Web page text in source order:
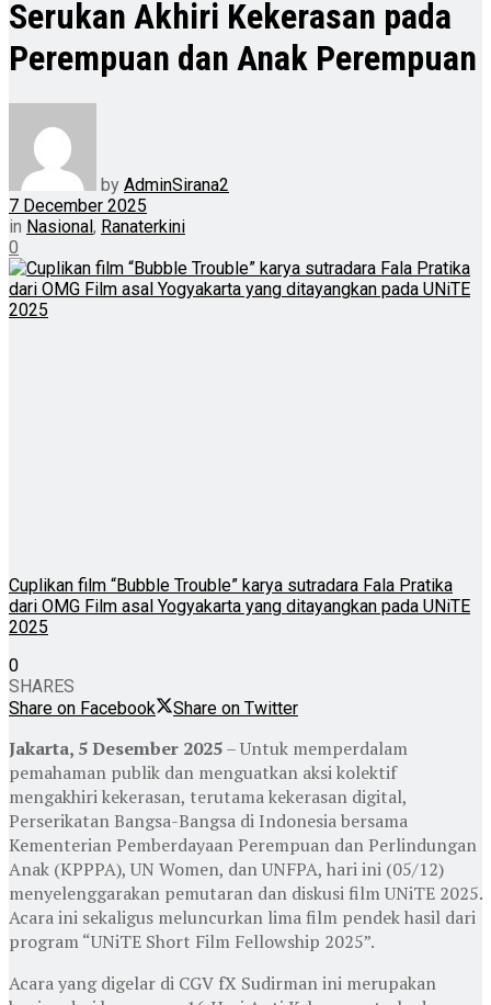
Serukan Akhiri Kekerasan pada
Perempuan dan Anak Perempuan
by AdminSirana2
7 December 2025
in Nasional, Ranaterkini
0
Cuplikan film “Bubble Trouble” karya sutradara Fala Pratika
dari OMG Film asal Yogyakarta yang ditayangkan pada UNiTE
2025
0
SHARES
Share on Facebook
Share on Twitter
Jakarta, 5 Desember 2025– Untuk memperdalam
pemahaman publik dan menguatkan aksi kolektif
mengakhiri kekerasan, terutama kekerasan digital,
Perserikatan Bangsa-Bangsa di Indonesia bersama
Kementerian Pemberdayaan Perempuan dan Perlindungan
Anak (KPPPA), UN Women, dan UNFPA, hari ini (05/12)
menyelenggarakan pemutaran dan diskusi film UNiTE 2025.
Acara ini sekaligus meluncurkan lima film pendek hasil dari
program “UNiTE Short Film Fellowship 2025”.
Acara yang digelar di CGV fX Sudirman ini merupakan